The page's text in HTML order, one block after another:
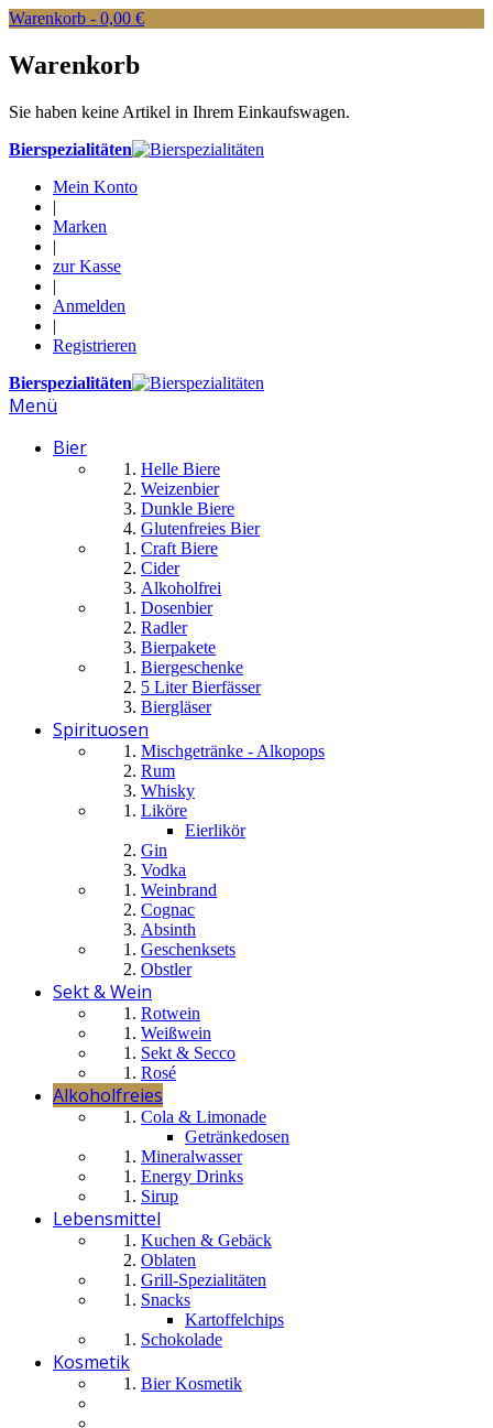
Warenkorb - 0,00 €
Warenkorb
Sie haben keine Artikel in Ihrem Einkaufswagen.
Bierspezialitäten
Mein Konto
|
Marken
|
zur Kasse
|
Anmelden
|
Registrieren
Bierspezialitäten
Menü
Bier
Helle Biere
Weizenbier
Dunkle Biere
Glutenfreies Bier
Craft Biere
Cider
Alkoholfrei
Dosenbier
Radler
Bierpakete
Biergeschenke
5 Liter Bierfässer
Biergläser
Spirituosen
Mischgetränke - Alkopops
Rum
Whisky
Liköre
Eierlikör
Gin
Vodka
Weinbrand
Cognac
Absinth
Geschenksets
Obstler
Sekt & Wein
Rotwein
Weißwein
Sekt & Secco
Rosé
Alkoholfreies
Cola & Limonade
Getränkedosen
Mineralwasser
Energy Drinks
Sirup
Lebensmittel
Kuchen & Gebäck
Oblaten
Grill-Spezialitäten
Snacks
Kartoffelchips
Schokolade
Kosmetik
Bier Kosmetik